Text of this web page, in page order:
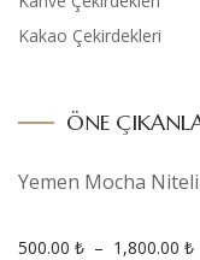
Kakao Çekirdekleri
ÖNE
Yemen Mocha
500.00 ₺ – 1,800.00 ₺